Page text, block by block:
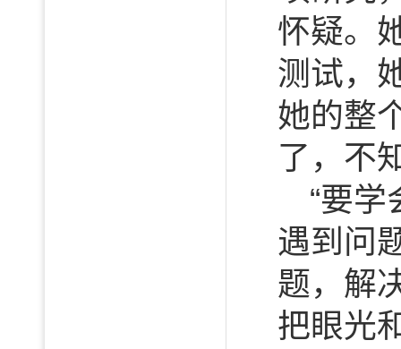
怀疑。
测试，
她的整
了，不
“要
遇到问
题，解
把眼光